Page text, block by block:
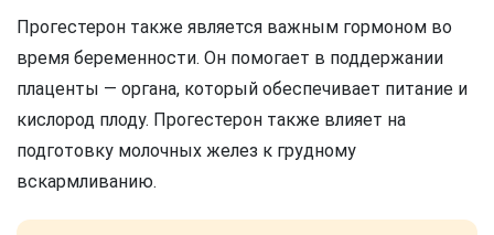
Прогестерон также является важным гормоном во
время беременности. Он помогает в поддержании
плаценты — органа, который обеспечивает питание и
кислород плоду. Прогестерон также влияет на
подготовку молочных желез к грудному
вскармливанию.